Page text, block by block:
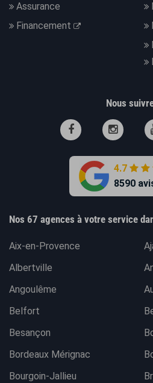
Assurance
Financement
Nous
4.7
8590
Nos 67 agences à votre service
Aix-en-Provence
Albertville
Angoulême
Belfort
Besançon
Bordeaux Mérignac
Bourgoin-Jallieu